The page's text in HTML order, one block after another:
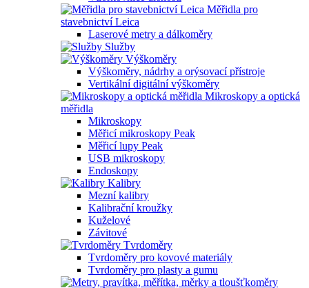
Měřidla pro
stavebnictví Leica
Laserové metry a dálkoměry
Služby
Výškoměry
Výškoměry, nádrhy a orýsovací přístroje
Vertikální digitální výškoměry
Mikroskopy a optická
měřidla
Mikroskopy
Měřicí mikroskopy Peak
Měřicí lupy Peak
USB mikroskopy
Endoskopy
Kalibry
Mezní kalibry
Kalibrační kroužky
Kuželové
Závitové
Tvrdoměry
Tvrdoměry pro kovové materiály
Tvrdoměry pro plasty a gumu